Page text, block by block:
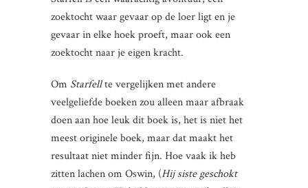
zoektocht waar gevaar op de loer ligt en je
gevaar in elke hoek proeft, maar ook een
zoektocht naar je eigen kracht.
Om Starfellte vergelijken met andere
veelgeliefde boeken zou alleen maar afbraak
doen aan hoe leuk dit boek is, het is niet het
meest originele boek, maar dat maakt het
resultaat niet minder fijn. Hoe vaak ik heb
zitten lachen om Oswin, (Hij siste geschokt